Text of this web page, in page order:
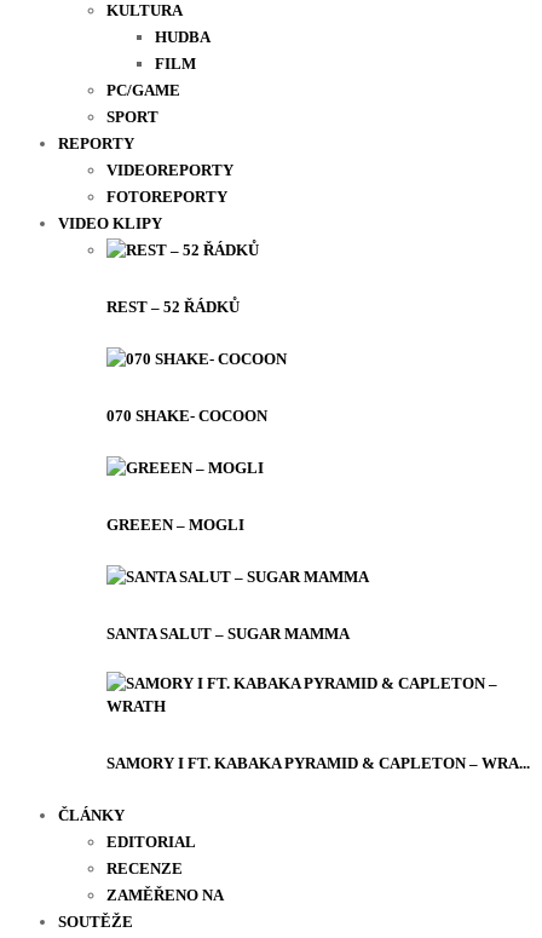
KULTURA
HUDBA
FILM
PC/GAME
SPORT
REPORTY
VIDEOREPORTY
FOTOREPORTY
VIDEO KLIPY
REST – 52 ŘÁDKŮ
070 SHAKE- COCOON
GREEEN – MOGLI
SANTA SALUT – SUGAR MAMMA
SAMORY I FT. KABAKA PYRAMID & CAPLETON – WRA...
ČLÁNKY
EDITORIAL
RECENZE
ZAMĚŘENO NA
SOUTĚŽE